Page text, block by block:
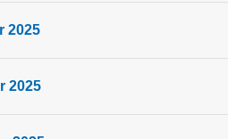
2025
2025